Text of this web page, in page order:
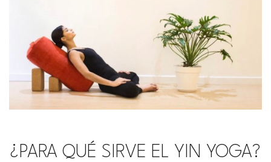
¿PARA QUÉ SIRVE EL YIN YOGA?